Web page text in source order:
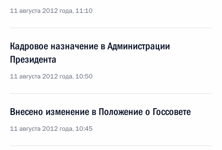
11 августа 2012 года, 11:10
Кадровое назначение в Администрации
Президента
11 августа 2012 года, 10:50
Внесено изменение в Положение о Госсовете
11 августа 2012 года, 10:45